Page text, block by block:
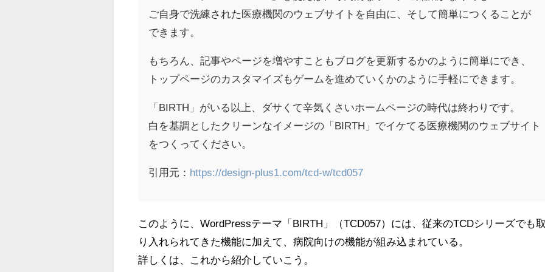
ご自身で洗練された医療機関のウェブサイトを自由に、そして簡単につくることが
できます。
もちろん、記事やページを増やすこともブログを更新するかのように簡単にでき、
トップページのカスタマイズもゲームを進めていくかのように手軽にできます。
「BIRTH」がいる以上、ダサくて辛気くさいホームページの時代は終わりです。
白を基調としたクリーンなイメージの「BIRTH」でイケてる医療機関のウェブサイト
をつくってください。
引用元： https://design-plus1.com/tcd-w/tcd057
このように、WordPressテーマ「BIRTH」（TCD057）には、従来のTCDシリーズでも
り入れられてきた機能に加えて、病院向けの機能が組み込まれている。
詳しくは、これから紹介していこう。